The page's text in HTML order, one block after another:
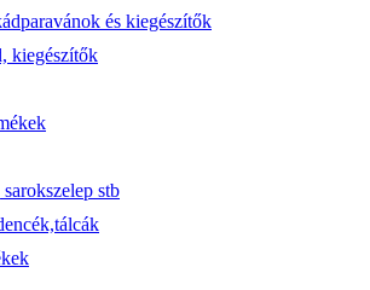
és kiegészítők
kiegészítők
stb